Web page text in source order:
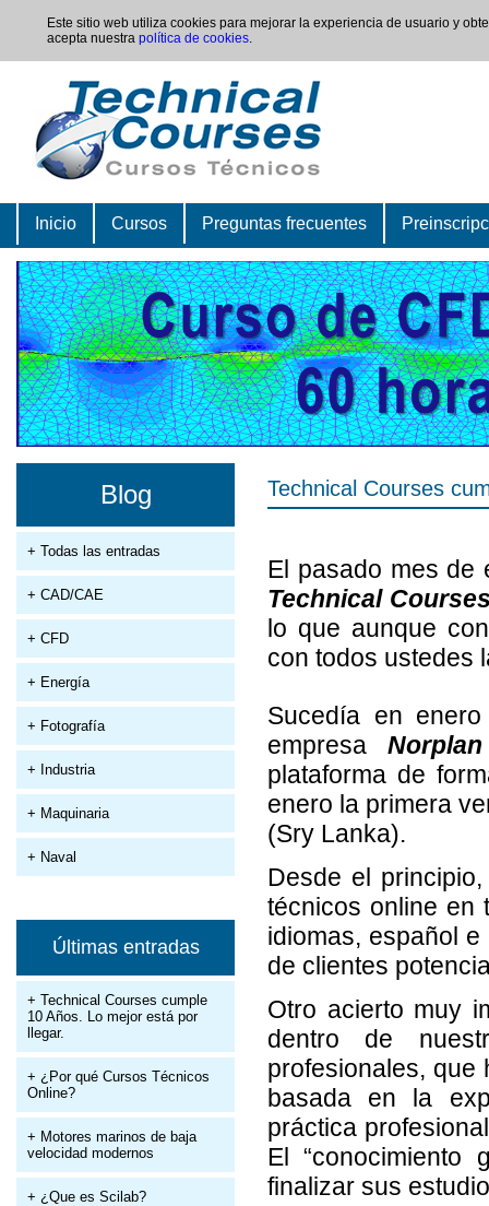
Este sitio web utiliza cookies para mejorar la experiencia de usuario y
acepta nuestra política de cookies.
Inicio Cursos Preguntas frecuentes
Blog
+ Todas las entradas
+ CAD/CAE
+ CFD
+ Energía
+ Fotografía
+ Industria
+ Maquinaria
+ Naval
Últimas entradas
+ Technical Courses cumple
10 Años. Lo mejor está por
llegar.
+ ¿Por qué Cursos Técnicos
Online?
+ Motores marinos de baja
velocidad modernos
+ ¿Que es Scilab?
Technical Courses
El pasado mes de
Technical
lo que aunque
con todos ustedes
Sucedía en
empresa
plataforma de
enero la primera
(Sry Lanka).
Desde el
técnicos online en
idiomas, español
de clientes
Otro acierto muy
dentro de
profesionales, que
basada en la
práctica
El “conocimiento
finalizar sus